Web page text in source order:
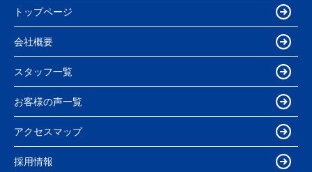
トップページ
会社概要
スタッフ一覧
お客様の声一覧
アクセスマップ
採用情報